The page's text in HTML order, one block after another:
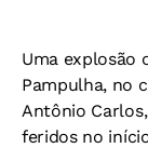
Uma explosão
Pampulha, no
Antônio
feridos no